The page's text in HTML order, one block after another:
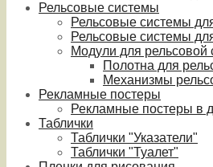
Рельсовые системы
Рельсовые системы
Рельсовые системы
Модули для рельсовой
Полотна для
Механизмы
Рекламные постеры
Рекламные постеры в
Таблички
Таблички "Указатели"
Таблички "Туалет"